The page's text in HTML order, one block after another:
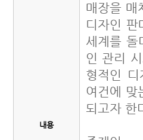
내용
매장을 매
디자인 판
세계를 돌
인 관리
형적인
여건에 맞
되고자 한